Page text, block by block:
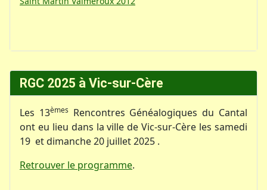
RGC 2025 à Vic-sur-Cère
Les 13èmes Rencontres Généalogiques du Cantal
ont eu lieu dans la ville de Vic-sur-Cère les samedi
19 et dimanche 20 juillet 2025 .
Retrouver le programme.